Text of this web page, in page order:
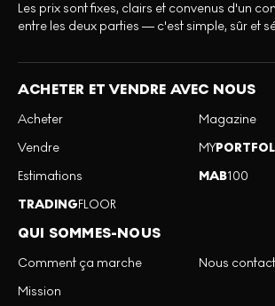
Les prix sont fixes, clairs et convenus d'un
entre les deux parties — c'est simple, sûr et
ACHETER ET VENDRE AVEC NOUS
Acheter
Vendre
Estimations
TRADINGFLOOR
Magazine
MY
MAB100
QUI SOMMES-NOUS
Comment ça marche
Mission
Nous